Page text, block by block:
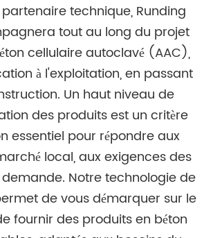
technique, Runding
tout au long du projet
cellulaire autoclavé (AAC),
à l'exploitation, en passant
Un haut niveau de
des produits est un critère
essentiel pour répondre aux
local, aux exigences des
Notre technologie de
de vous démarquer sur le
fournir des produits en béton